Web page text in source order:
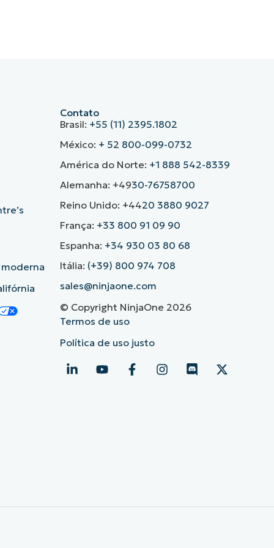
Contato
Brasil: +55 (11) 2395.1802
México: + 52 800-099-0732
América do Norte: +1 888 542-8339
Alemanha: +4930-76758700
Reino Unido: +4420 3880 9027
França: +33 800 91 09 90
Espanha: +34 930 03 80 68
Itália: (+39) 800 974 708
sales@ninjaone.com
© Copyright NinjaOne 2026
Termos de uso
Política de uso justo